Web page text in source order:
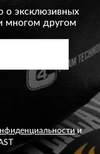
о эксклюзивных
многом другом
и